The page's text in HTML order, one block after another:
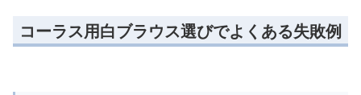
コーラス用白ブラウス選びでよくある失敗例